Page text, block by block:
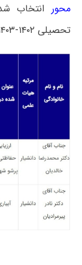
محور انتخاب
تحصیلی ۱۴۰۲-۱۴۰۳ به شرح زیر هستند: